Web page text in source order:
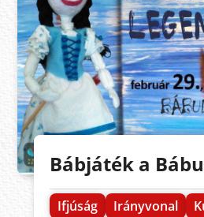
Bábjáték a
Ifjúság Irányvonal